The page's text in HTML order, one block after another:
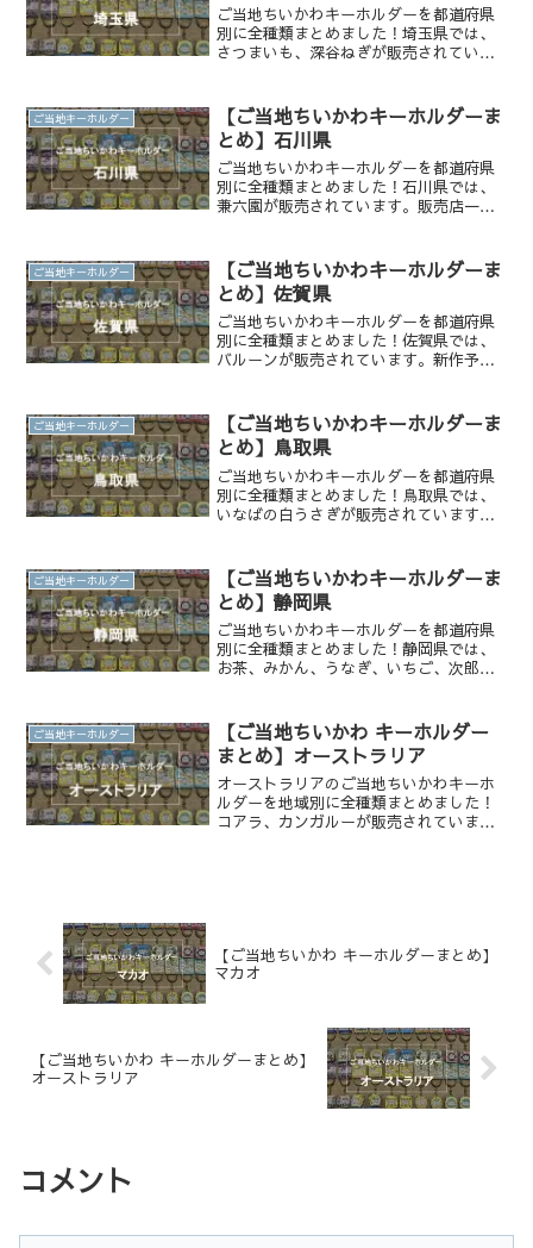
ご当地ちいかわキーホルダーを都道府県
別に全種類まとめました！埼玉県では、
さつまいも、深谷ねぎが販売されていま
ご当地キーホルダー
【ご当地ちいかわキーホルダーま
とめ】石川県
ご当地ちいかわキーホルダーを都道府県
別に全種類まとめました！石川県では、
兼六園が販売されています。販売店一覧
ご当地キーホルダー
【ご当地ちいかわキーホルダーま
とめ】佐賀県
ご当地ちいかわキーホルダーを都道府県
別に全種類まとめました！佐賀県では、
バルーンが販売されています。新作予想
ご当地キーホルダー
【ご当地ちいかわキーホルダーま
とめ】鳥取県
ご当地ちいかわキーホルダーを都道府県
別に全種類まとめました！鳥取県では、
いなばの白うさぎが販売されています。
ご当地キーホルダー
【ご当地ちいかわキーホルダーま
とめ】静岡県
ご当地ちいかわキーホルダーを都道府県
別に全種類まとめました！静岡県では、
お茶、みかん、うなぎ、いちご、次郎
ご当地キーホルダー
【ご当地ちいかわ キーホルダー
まとめ】オーストラリア
オーストラリアのご当地ちいかわキーホ
ルダーを地域別に全種類まとめました！
コアラ、カンガルーが販売されていま
【ご当地ちいかわ キーホルダーまとめ】
マカオ
【ご当地ちいかわ キーホルダーまとめ】
オーストラリア
コメント